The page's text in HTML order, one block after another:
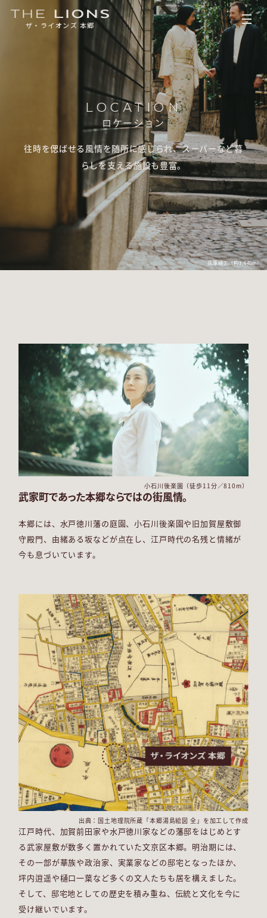
ザ・ライオンズ 本郷
物件エントリー者さま限定サイト
簡単ログイン
エントリー時のお名前とメールアドレスで
マイページへのログインが可能です。
● 専用のパスワードはありません。
物件エントリーと物件エントリー者さま限定サイト
閲覧までの４つのステップ
物件エントリー
右記ボタンよりエントリーいただけます｡
物件エントリー
マイページ専用URLをメールで送付
エントリー完了後、限定サイトへアクセスできるURLをお客さまのメールア
ドレス宛てにお送りいたします。
● マイページ専用URLは物件エントリーいただいた翌日以降にお送りいたします。
お名前とメールアドレスで簡単ログイン
エントリー後に届いたURLをクリックし、
お名前とメールアドレスをご入力いただくと、
兵庫横丁（約1,640m）
LOCATION
ロケーション
往時を偲ばせる風情を随所に感じられ、スーパーなど暮
らしを支える施設も豊富。
武家町であった本郷ならではの街風情。
本郷には、水戸徳川藩の庭園、小石川後楽園や旧加賀屋敷御
守殿門、由緒ある坂などが点在し、 江戸時代の名残と情緒が
今も息づいています。
小石川後楽園（徒歩11分／810m）
江戸時代、加賀前田家や水戸徳川家などの藩邸をはじめとす
る武家屋敷が数多く置かれていた文京区本郷。明治期には、
その一部が華族や政治家、実業家などの邸宅となったほか、
坪内逍遥や樋口一葉など多くの文人たちも居を構えました。
そして、邸宅地としての歴史を積み重ね、伝統と文化を今に
受け継いでいます。
出典：国土地理院所蔵「本郷湯島絵図 全」を加工して作成